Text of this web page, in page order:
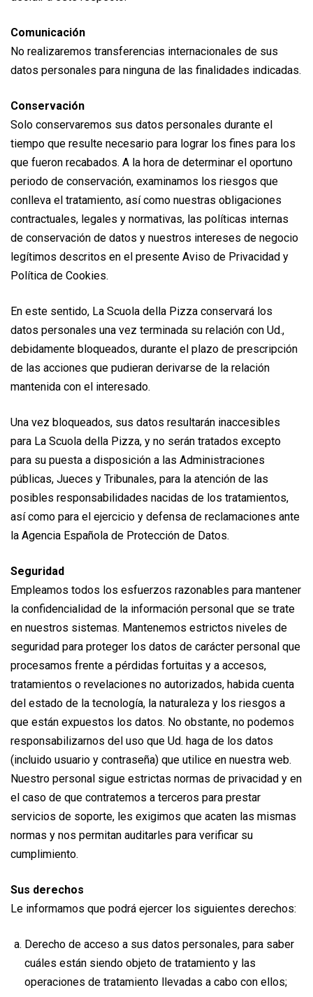
Comunicación
No realizaremos transferencias internacionales de sus
datos personales para ninguna de las finalidades indicadas.
Conservación
Solo conservaremos sus datos personales durante el
tiempo que resulte necesario para lograr los fines para los
que fueron recabados. A la hora de determinar el oportuno
periodo de conservación, examinamos los riesgos que
conlleva el tratamiento, así como nuestras obligaciones
contractuales, legales y normativas, las políticas internas
de conservación de datos y nuestros intereses de negocio
legítimos descritos en el presente Aviso de Privacidad y
Política de Cookies.
En este sentido, La Scuola della Pizza conservará los
datos personales una vez terminada su relación con Ud.,
debidamente bloqueados, durante el plazo de prescripción
de las acciones que pudieran derivarse de la relación
mantenida con el interesado.
Una vez bloqueados, sus datos resultarán inaccesibles
para La Scuola della Pizza, y no serán tratados excepto
para su puesta a disposición a las Administraciones
públicas, Jueces y Tribunales, para la atención de las
posibles responsabilidades nacidas de los tratamientos,
así como para el ejercicio y defensa de reclamaciones ante
la Agencia Española de Protección de Datos.
Seguridad
Empleamos todos los esfuerzos razonables para mantener
la confidencialidad de la información personal que se trate
en nuestros sistemas. Mantenemos estrictos niveles de
seguridad para proteger los datos de carácter personal que
procesamos frente a pérdidas fortuitas y a accesos,
tratamientos o revelaciones no autorizados, habida cuenta
del estado de la tecnología, la naturaleza y los riesgos a
que están expuestos los datos. No obstante, no podemos
responsabilizarnos del uso que Ud. haga de los datos
(incluido usuario y contraseña) que utilice en nuestra web.
Nuestro personal sigue estrictas normas de privacidad y en
el caso de que contratemos a terceros para prestar
servicios de soporte, les exigimos que acaten las mismas
normas y nos permitan auditarles para verificar su
cumplimiento.
Sus derechos
Le informamos que podrá ejercer los siguientes derechos:
Derecho de acceso a sus datos personales, para saber
cuáles están siendo objeto de tratamiento y las
operaciones de tratamiento llevadas a cabo con ellos;